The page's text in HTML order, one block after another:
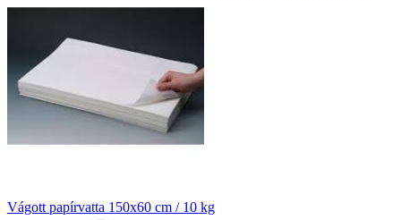
Vágott papírvatta 150x60 cm / 10 kg